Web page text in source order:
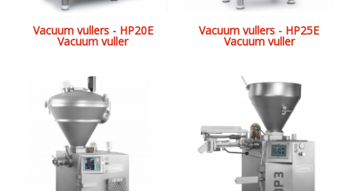
Vacuum vullers - HP20E
Vacuum vuller
Vacuum vullers - HP25E
Vacuum vuller